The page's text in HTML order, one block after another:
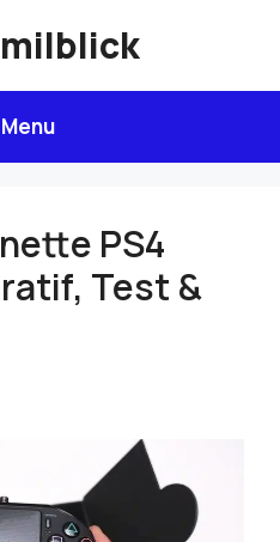
Menu
PS4
Test &